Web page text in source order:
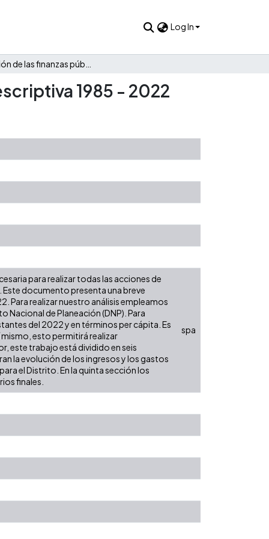
Log In
1985 - 2022
para realizar todas las acciones de
documento presenta una breve
Para realizar nuestro análisis empleamos
Nacional de Planeación (DNP). Para
del 2022 y en términos per cápita. Es
esto permitirá realizar
este trabajo está dividido en seis
la evolución de los ingresos y los gastos
el Distrito. En la quinta sección los
finales.
spa